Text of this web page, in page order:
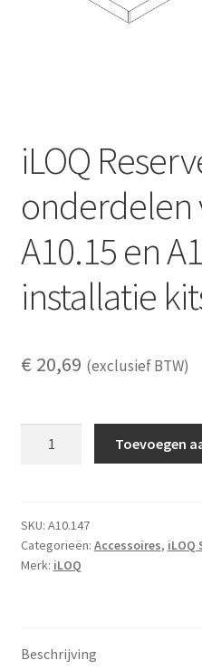
iLOQ
onderdelen
A10.15 en
installatie
€ 20,69 (exclusief BTW)
A10.11,
A10.15
en
aantal
Toevoegen
SKU: A10.147
Categorieën: Accessoires, iLOQ
Merk: iLOQ
Beschrijving